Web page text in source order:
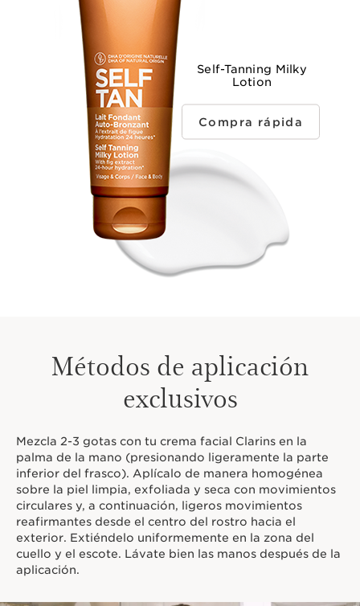
Self-Tanning Milky
Lotion
compra rápida
Métodos de aplicación
exclusivos
Mezcla 2-3 gotas con tu crema facial Clarins en la
palma de la mano (presionando ligeramente la parte
inferior del frasco). Aplícalo de manera homogénea
sobre la piel limpia, exfoliada y seca con movimientos
circulares y, a continuación, ligeros movimientos
reafirmantes desde el centro del rostro hacia el
exterior. Extiéndelo uniformemente en la zona del
cuello y el escote. Lávate bien las manos después de la
aplicación.